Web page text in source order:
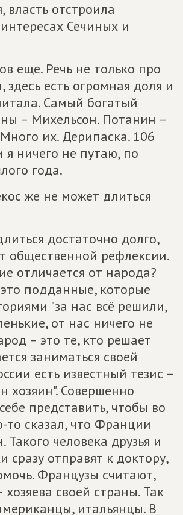
власть отстроила
Сечиных и
еще. Речь не только про
здесь есть огромная доля и
Самый богатый
– Михельсон. Потанин –
их. Дерипаска. 106
я ничего не путаю, по
года.
же не может длиться
достаточно долго,
общественной рефлексии.
отличается от народа?
подданные, которые
"за нас всё решили,
от нас ничего не
– это те, кто решает
заниматься своей
есть известный тезис –
хозяин". Совершенно
представить, чтобы во
сказал, что Франции
Такого человека друзья и
сразу отправят к доктору,
Французы считают,
хозяева своей страны. Так
итальянцы. В